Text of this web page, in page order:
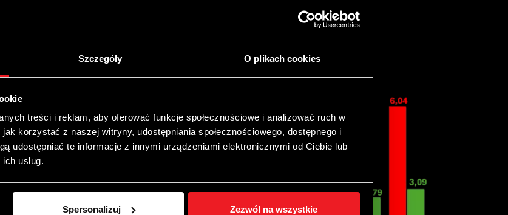
Szczegóły O plikach cookies
treści i reklam, aby oferować funkcje społecznościowe i analizować ruch w
korzystać z naszej witryny, udostępniania społecznościowego, dostępnego i
udostępniać te informacje z innymi urządzeniami elektronicznymi od Ciebie lub
usług.
Spersonalizuj Zezwól na wszystkie